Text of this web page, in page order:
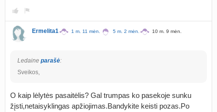
Ermelita1 1 m. 11 mėn. 5 m. 2 mėn. 10 m. 9 mėn.
Ledaine parašė:
Sveikos,
O kaip lėlytės pasaitėlis? Gal trumpas ko pasekoje sunku
žįsti,netaisyklingas apžiojimas.Bandykite keisti pozas.Po